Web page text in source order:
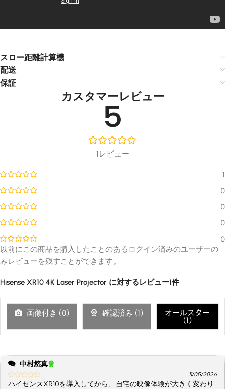
スロー距離計算機
配送
保証
カスタマーレビュー
5
1レビュー
1
0
0
0
0
Hisense XR10 4K Laser Projector に対するレビュー1件
画像付き (0) 確認済み (1)
オールスター
(1)
中村悠真
11/05/2026
ハイセンスXR10を導入してから、自宅の映像体験が大きく変わり
以前にこの商品を購入したことのあるログイン済みのユーザーの
みレビューを残すことができます。